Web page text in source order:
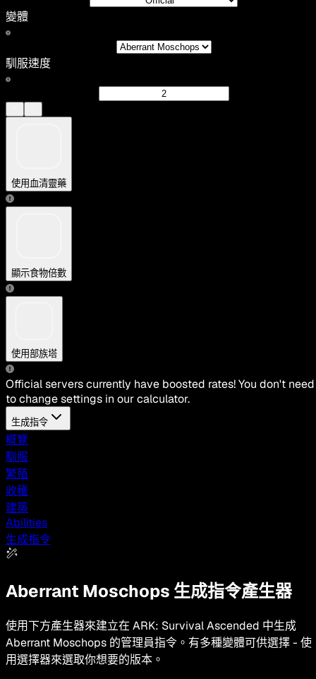
變體
馴服速度
使用血清靈藥
顯示食物倍數
使用部族塔
Official servers currently have boosted rates! You don't need
to change settings in our calculator.
生成指令
概覽
馴服
繁殖
收穫
建築
Abilities
生成指令
Aberrant Moschops 生成指令產生器
使用下方產生器來建立在 ARK: Survival Ascended 中生成
Aberrant Moschops 的管理員指令。有多種變體可供選擇 - 使
用選擇器來選取你想要的版本。